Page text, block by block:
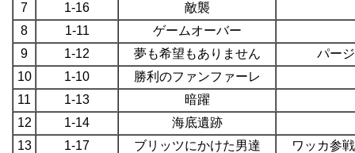
7
1-16
敵襲
8
1-11
ゲームオーバー
9
1-12 夢も希望もありません
パー
10
1-10
勝利のファンファーレ
11
1-13
暗躍
12
1-14
海底遺跡
13
1-17 ブリッツにかけた男達
ワッカ参